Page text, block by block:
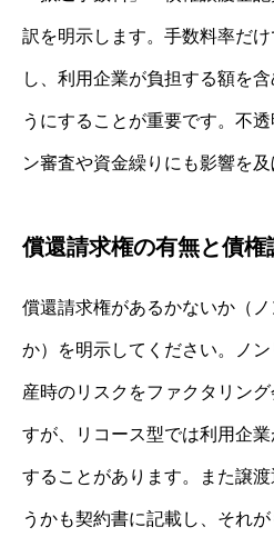
訳を明示します。手数料率だ
し、利用企業が負担する額を
うにすることが重要です。不
ン審査や資金繰りにも影響を及
償還請求権の有無と債権
償還請求権があるかないか（
か）を明示してください。ノ
産時のリスクをファクタリン
すが、リコース型では利用企
することがあります。また譲
うかも契約書に記載し、それ